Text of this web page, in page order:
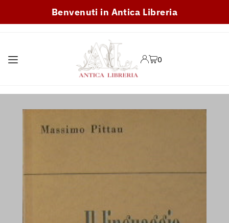
TRANSLATION MISSING:
Benvenuti in Antica Libreria
0